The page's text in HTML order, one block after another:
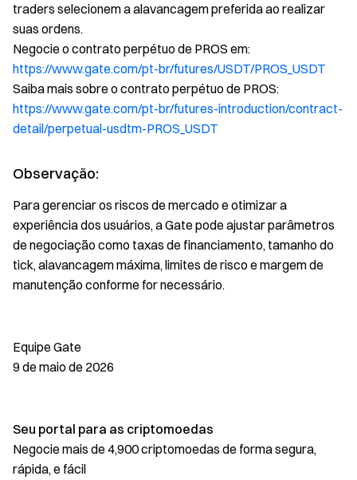
traders selecionem a alavancagem preferida ao realizar
suas ordens.
Negocie o contrato perpétuo de PROS em:
https://www.gate.com/pt-br/futures/USDT/PROS_USDT
Saiba mais sobre o contrato perpétuo de PROS:
https://www.gate.com/pt-br/futures-introduction/contract-
detail/perpetual-usdtm-PROS_USDT
Observação:
Para gerenciar os riscos de mercado e otimizar a
experiência dos usuários, a Gate pode ajustar parâmetros
de negociação como taxas de financiamento, tamanho do
tick, alavancagem máxima, limites de risco e margem de
manutenção conforme for necessário.
Equipe Gate
9 de maio de 2026
Seu portal para as criptomoedas
Negocie mais de 4,900 criptomoedas de forma segura,
rápida, e fácil